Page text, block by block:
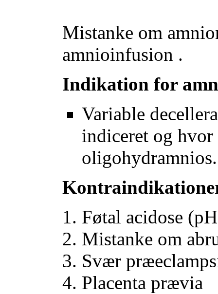
Mistanke om
amnioinfusion .
Indikation for
Variable
indiceret og hvor
oligohydramnios.
Føtal acidose
Mistanke om
Svær
Placenta prævia